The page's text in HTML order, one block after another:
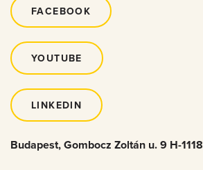
FACEBOOK
YOUTUBE
LINKEDIN
Budapest, Gombocz Zoltán u. 9 H-1118